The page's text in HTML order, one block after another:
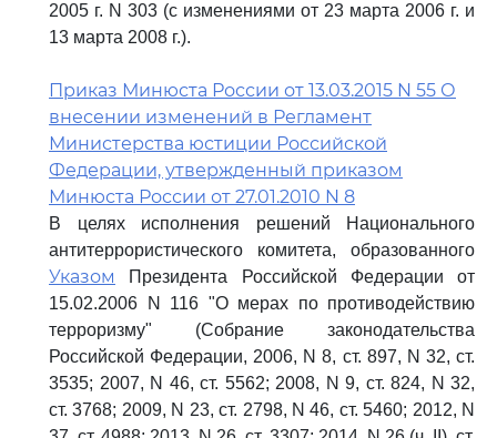
2005 г. N 303 (с изменениями от 23 марта 2006 г. и
13 марта 2008 г.).
Приказ Минюста России от 13.03.2015 N 55 О
внесении изменений в Регламент
Министерства юстиции Российской
Федерации, утвержденный приказом
Минюста России от 27.01.2010 N 8
В целях исполнения решений Национального
антитеррористического комитета, образованного
Указом
Президента Российской Федерации от
15.02.2006 N 116 "О мерах по противодействию
терроризму" (Собрание законодательства
Российской Федерации, 2006, N 8, ст. 897, N 32, ст.
3535; 2007, N 46, ст. 5562; 2008, N 9, ст. 824, N 32,
ст. 3768; 2009, N 23, ст. 2798, N 46, ст. 5460; 2012, N